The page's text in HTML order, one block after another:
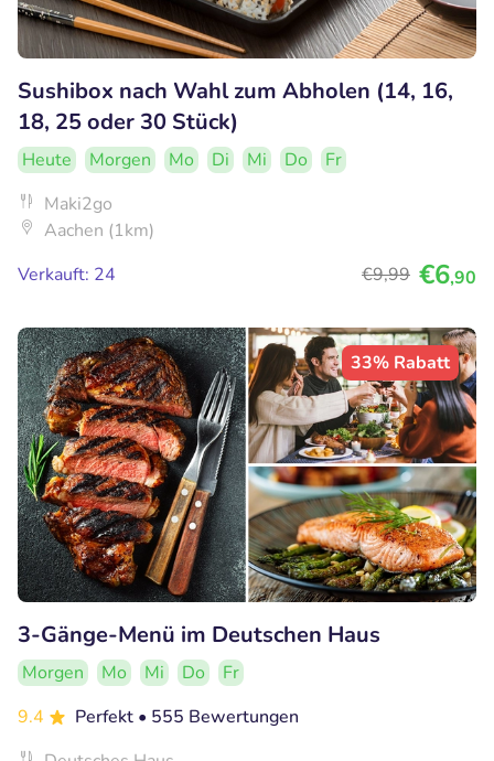
Sushibox nach Wahl zum Abholen (14, 16,
18, 25 oder 30 Stück)
Heute Morgen Mo Di Mi Do
Fr
Maki2go
Aachen (1km)
Verkauft: 24
€9,99 €6,90
33% Rabatt
3-Gänge-Menü im Deutschen Haus
Morgen Mo Mi Do
Fr
9.4
Perfekt • 555 Bewertungen